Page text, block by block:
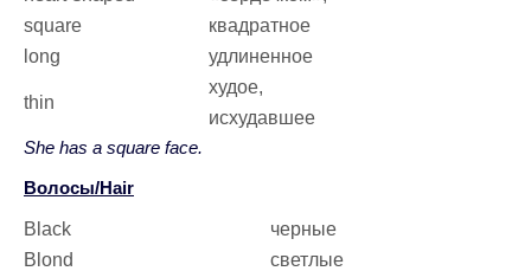
square
квадратное
long
удлиненное
thin
худое,
исхудавшее
She has a square face.
Волосы/Hair
Black
черные
Blond
светлые